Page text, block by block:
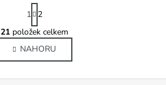
O
v
l
á
S
t
r
á
n
k
1
2
21položek celkem
NAHORU